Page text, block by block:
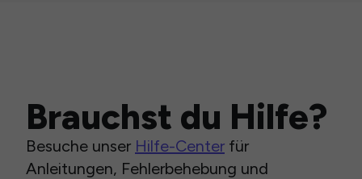
Brauchst du Hilfe?
Besuche unser Hilfe-Center für
Anleitungen, Fehlerbehebung und